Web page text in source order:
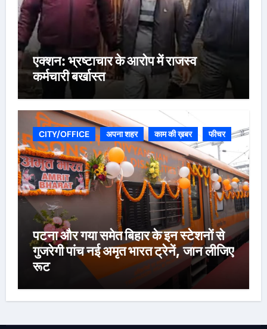
एक्शन: भ्रष्टाचार के आरोप में राजस्व
कर्मचारी बर्खास्त
CITY/OFFICE अपना शहर काम की ख़बर फीचर
पटना और गया समेत बिहार के इन स्टेशनों से
गुजरेगी पांच नई अमृत भारत ट्रेनें, जान लीजिए
रूट